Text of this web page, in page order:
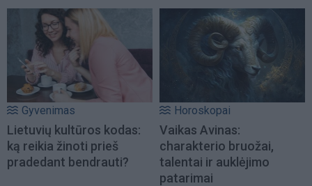
Gyvenimas
Lietuvių kultūros kodas:
ką reikia žinoti prieš
pradedant bendrauti?
Horoskopai
Vaikas Avinas:
charakterio bruožai,
talentai ir auklėjimo
patarimai